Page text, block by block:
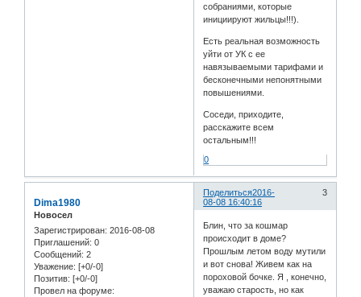
собраниями, которые
инициируют жильцы!!!).
Есть реальная возможность
уйти от УК с ее
навязываемыми тарифами и
бесконечными непонятными
повышениями.
Соседи, приходите,
расскажите всем
остальным!!!
0
Поделиться 3
2016-
08-08 16:40:16
Dima1980
Новосел
Зарегистрирован: 2016-08-08
Приглашений: 0
Сообщений: 2
Уважение: [+0/-0]
Позитив: [+0/-0]
Провел на форуме:
Блин, что за кошмар
происходит в доме?
Прошлым летом воду мутили
и вот снова! Живем как на
пороховой бочке. Я , конечно,
уважаю старость, но как